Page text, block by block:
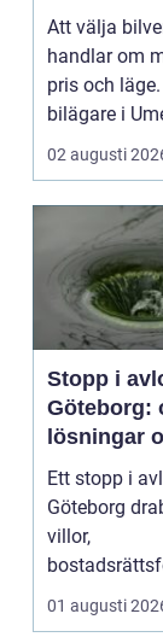
Att välja
handlar om
pris och
bilägare i
trygghet,
02 augusti
Stopp i
Göteborg:
lösningar
problem kan
undvikas
Ett stopp i
Göteborg
villor,
01 augusti